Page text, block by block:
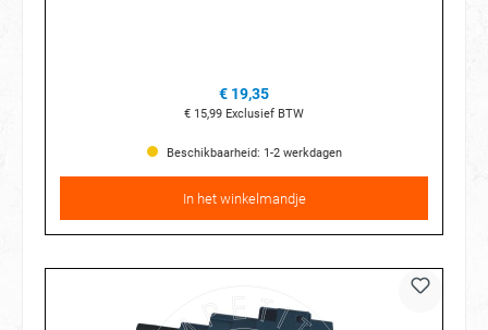
€ 19,35
€ 15,99 Exclusief BTW
Beschikbaarheid: 1-2 werkdagen
In het winkelmandje